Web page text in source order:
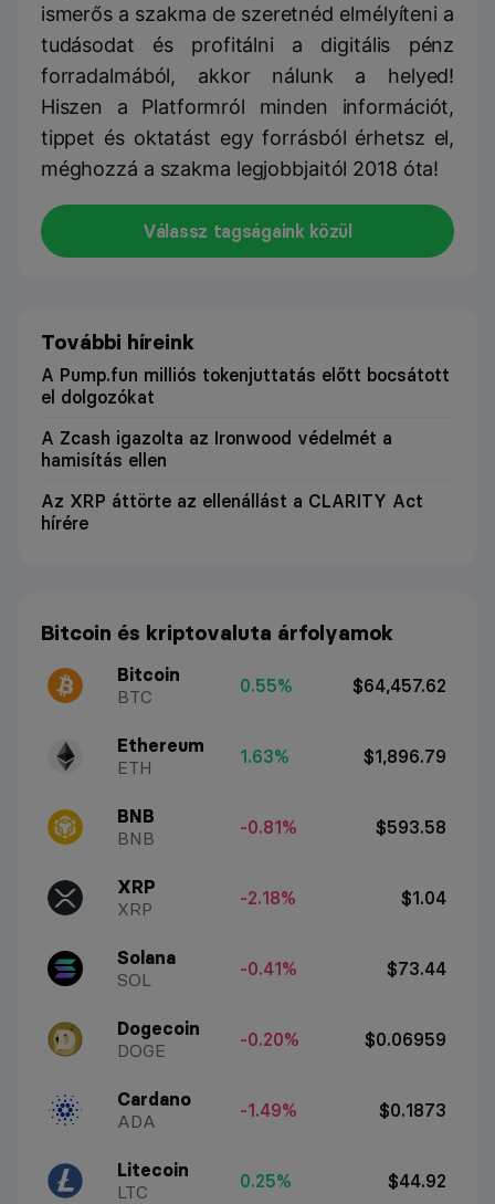
ismerős a szakma de szeretnéd elmélyíteni a
tudásodat és profitálni a digitális pénz
forradalmából, akkor nálunk a helyed!
Hiszen a Platformról minden információt,
tippet és oktatást egy forrásból érhetsz el,
méghozzá a szakma legjobbjaitól 2018 óta!
Válassz tagságaink közül
További híreink
A Pump.fun milliós tokenjuttatás előtt bocsátott
el dolgozókat
A Zcash igazolta az Ironwood védelmét a
hamisítás ellen
Az XRP áttörte az ellenállást a CLARITY Act
hírére
Bitcoin és kriptovaluta árfolyamok
Bitcoin
BTC
0.55% $64,457.62
Ethereum
ETH
1.63% $1,896.79
BNB
BNB
-0.81% $593.58
XRP
XRP
-2.18% $1.04
Solana
SOL
-0.41% $73.44
Dogecoin
DOGE
-0.20% $0.06959
Cardano
ADA
-1.49% $0.1873
Litecoin
LTC
0.25% $44.92